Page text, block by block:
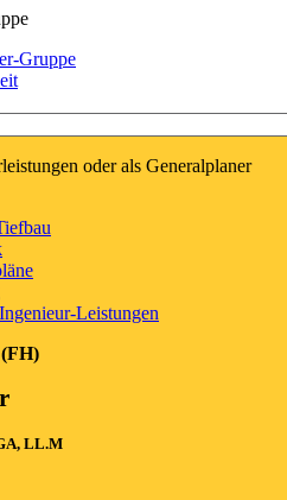
Gruppe
oder als Generalplaner
Leistungen
LL.M